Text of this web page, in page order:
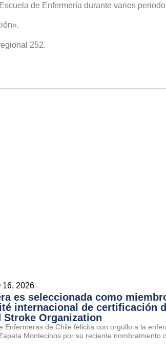
de Enfermería durante varios
252.
16, 2026
es seleccionada como
internacional de certificación
Stroke Organization
Enfermeras de Chile felicita con orgullo a la
Montecinos por su reciente nombramiento